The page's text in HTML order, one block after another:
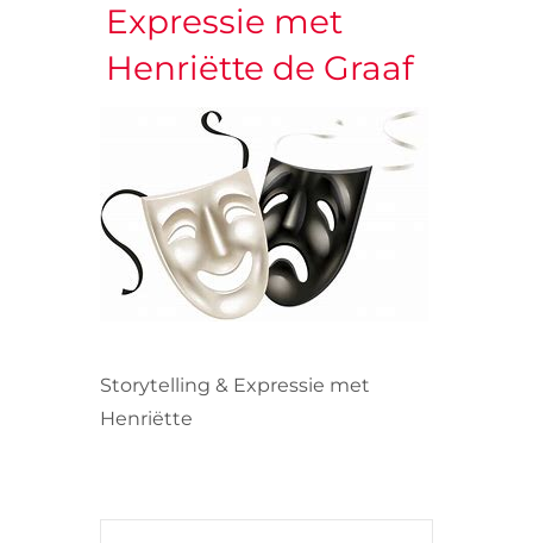
VRIJWILLIGERS & STAGIAIRES
Expressie met
Henriëtte de Graaf
Storytelling & Expressie met
Henriëtte